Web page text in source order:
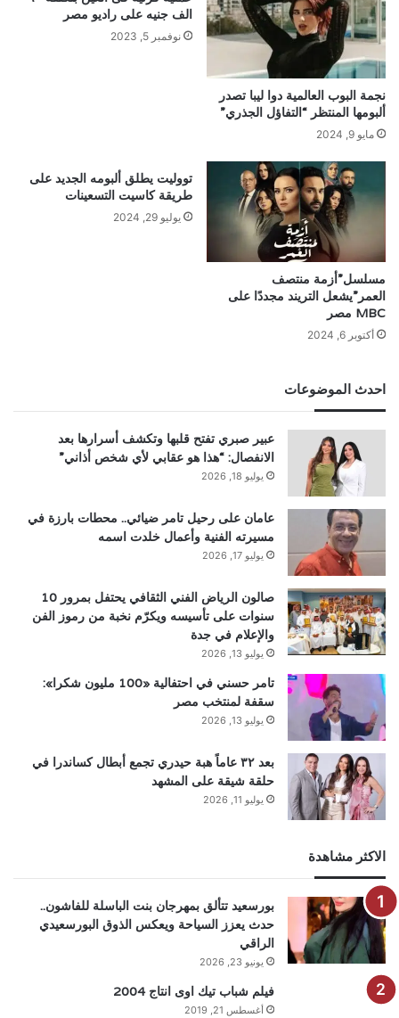
نجمة البوب العالمية دوا ليبا تصدر
ألبومها المنتظر “التفاؤل الجذري”
مايو 9, 2024
الف جنيه على راديو مصر
نوفمبر 5, 2023
مسلسل”أزمة منتصف
العمر”يشعل التريند مجددًا على
MBC مصر
أكتوبر 6, 2024
تووليت يطلق ألبومه الجديد على
طريقة كاسيت التسعينات
يوليو 29, 2024
احدث الموضوعات
عبير صبري تفتح قلبها وتكشف أسرارها بعد
الانفصال: “هذا هو عقابي لأي شخص أذاني”
يوليو 18, 2026
عامان على رحيل تامر ضيائي.. محطات بارزة في
مسيرته الفنية وأعمال خلدت اسمه
يوليو 17, 2026
صالون الرياض الفني الثقافي يحتفل بمرور 10
سنوات على تأسيسه ويكرّم نخبة من رموز الفن
والإعلام في جدة
يوليو 13, 2026
تامر حسني في احتفالية «100 مليون شكرا»:
سقفة لمنتخب مصر
يوليو 13, 2026
بعد ٣٢ عاماً هبة حيدري تجمع أبطال كساندرا في
حلقة شيقة على المشهد
يوليو 11, 2026
الاكثر مشاهدة
بورسعيد تتألق بمهرجان بنت الباسلة للفاشون..
حدث يعزز السياحة ويعكس الذوق البورسعيدي
الراقي
يونيو 23, 2026
فيلم شباب تيك اوى انتاج 2004
أغسطس 21, 2019